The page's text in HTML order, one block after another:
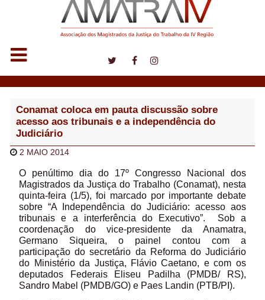
Conamat coloca em pauta discussão sobre
acesso aos tribunais e a independência do
Judiciário
2 MAIO 2014
O penúltimo dia do 17º Congresso Nacional dos
Magistrados da Justiça do Trabalho (Conamat), nesta
quinta-feira (1/5), foi marcado por importante debate
sobre “A Independência do Judiciário: acesso aos
tribunais e a interferência do Executivo”. Sob a
coordenação do vice-presidente da Anamatra,
Germano Siqueira, o painel contou com a
participação do secretário da Reforma do Judiciário
do Ministério da Justiça, Flávio Caetano, e com os
deputados Federais Eliseu Padilha (PMDB/ RS),
Sandro Mabel (PMDB/GO) e Paes Landin (PTB/PI).